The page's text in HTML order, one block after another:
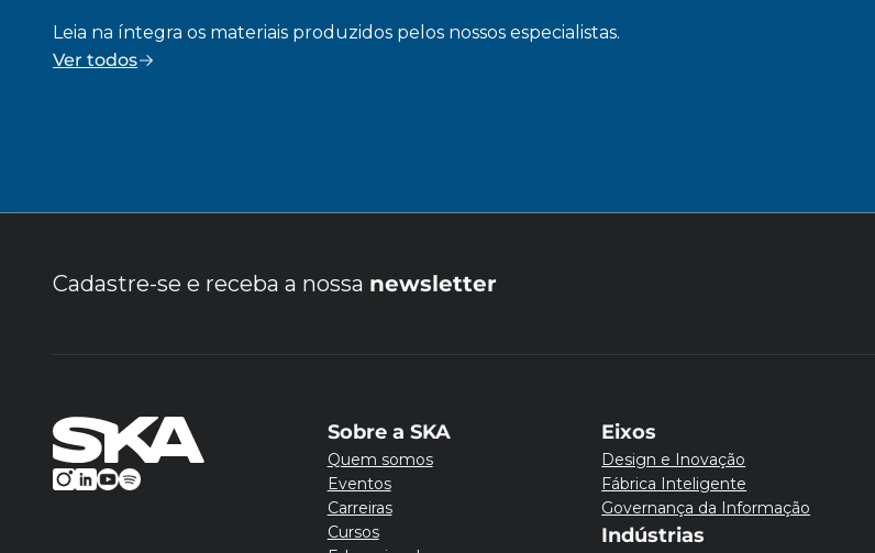
Leia na íntegra os materiais produzidos pelos nossos especialistas.
Ver todos
Cadastre-se e receba a nossa newsletter
Sobre a SKA
Quem somos
Eventos
Carreiras
Cursos
Eixos
Design e Inovação
Fábrica Inteligente
Governança da Informação
Indústrias